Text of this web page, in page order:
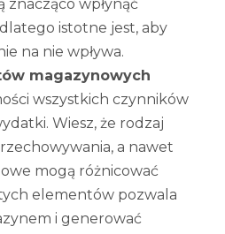
znacząco wpłynąć
istotne jest, aby
na nie wpływa.
magazynowych
wszystkich czynników
Wiesz, że rodzaj
a nawet
mogą różnicować
elementów pozwala
i generować